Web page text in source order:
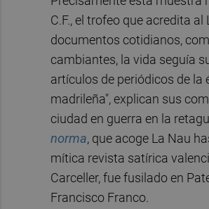
C.F., el trofeo que acredita
documentos cotidianos,
cambiantes, la vida seguía
artículos de periódicos de la
madrileña", explican sus
ciudad en guerra en la
norma, que acoge La Nau
mítica revista satírica
Carceller, fue fusilado en
Francisco Franco.